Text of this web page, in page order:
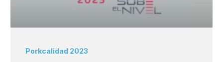
Porkcalidad 2023